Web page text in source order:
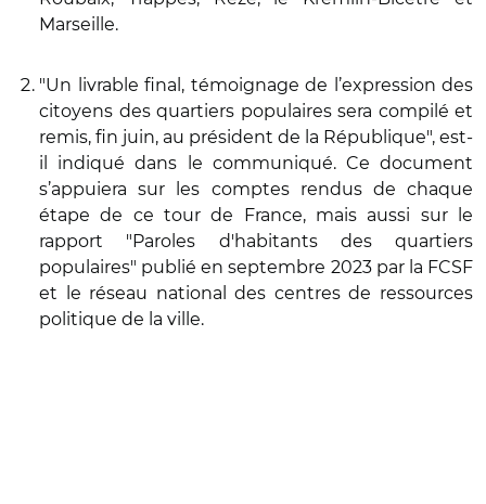
Marseille.
"Un livrable final, témoignage de l’expression des
citoyens des quartiers populaires sera compilé et
remis, fin juin, au président de la République", est-
il indiqué dans le communiqué. Ce document
s’appuiera sur les comptes rendus de chaque
étape de ce tour de France, mais aussi sur le
rapport "Paroles d'habitants des quartiers
populaires" publié en septembre 2023 par la FCSF
et le réseau national des centres de ressources
politique de la ville.